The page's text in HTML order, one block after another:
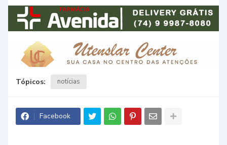
Tópicos: notícias
Facebook